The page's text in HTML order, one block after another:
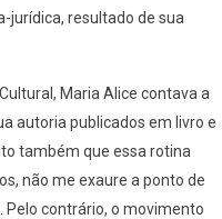
jurídica, resultado de sua
Maria Alice contava a
autoria publicados em livro e
também que essa rotina
não me exaure a ponto de
Pelo contrário, o movimento